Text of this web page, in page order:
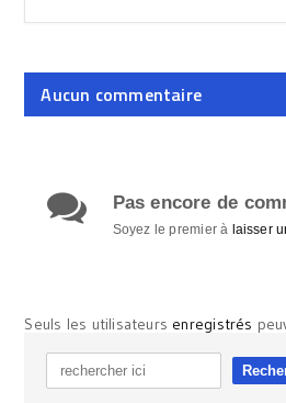
Aucun commentaire
Pas encore de
Soyez le premier à laisser
Seuls les utilisateurs enregistrés